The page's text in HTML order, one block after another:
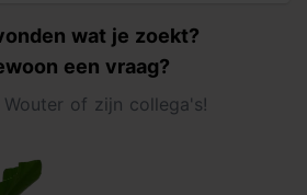
wat je zoekt?
een vraag?
of zijn collega's!